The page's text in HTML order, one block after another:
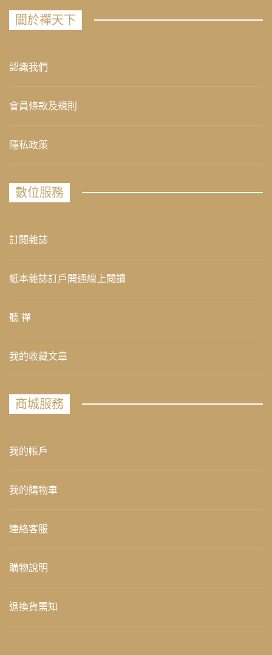
關於禪天下
認識我們
會員條款及規則
隱私政策
數位服務
訂閱雜誌
紙本雜誌訂戶開通線上閱讀
聽 禪
我的收藏文章
商城服務
我的帳戶
我的購物車
連絡客服
購物說明
退換貨需知